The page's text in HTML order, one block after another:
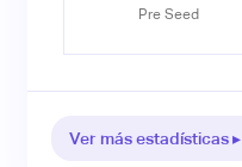
Pre Seed
Ver más estadísticas ▸